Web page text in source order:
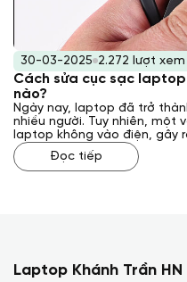
30-03-2025 2.272 lượt xem
Cách sửa cục sạc
nào?
Ngày nay, laptop đã trở
nhiều người. Tuy nhiên, một
laptop không vào điện, gây
công việc. Vậy, cách sửa
thế nào? Laptop Khánh
sau đây.
Đọc tiếp
Laptop Khánh Trần HN